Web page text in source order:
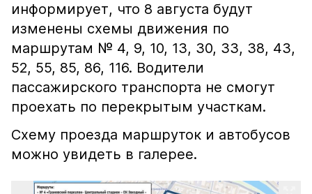
информирует, что 8 августа будут
изменены схемы движения по
маршрутам № 4, 9, 10, 13, 30, 33, 38, 43,
52, 55, 85, 86, 116. Водители
пассажирского транспорта не смогут
проехать по перекрытым участкам.
Схему проезда маршруток и автобусов
можно увидеть в галерее.